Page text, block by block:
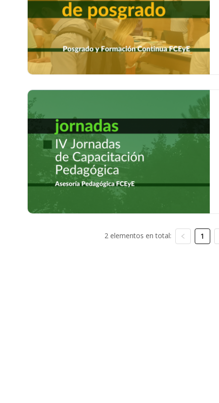
2 elementos en total: 1